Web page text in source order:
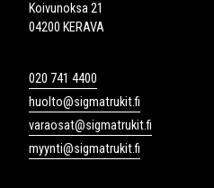
Koivunoksa 21
04200 KERAVA
020 741 4400
huolto@sigmatrukit.fi
varaosat@sigmatrukit.fi
myynti@sigmatrukit.fi